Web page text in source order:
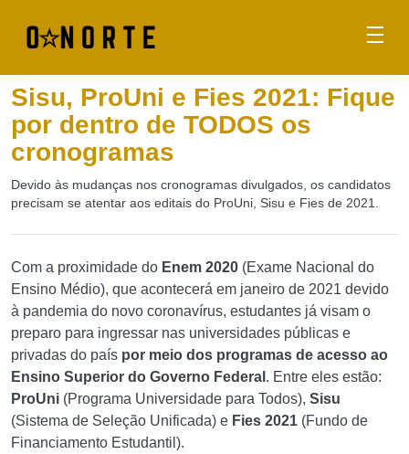
Sisu, ProUni e Fies 2021: Fique
por dentro de TODOS os
cronogramas
Devido às mudanças nos cronogramas divulgados, os candidatos
precisam se atentar aos editais do ProUni, Sisu e Fies de 2021.
Com a proximidade do Enem 2020 (Exame Nacional do
Ensino Médio), que acontecerá em janeiro de 2021 devido
à pandemia do novo coronavírus, estudantes já visam o
preparo para ingressar nas universidades públicas e
privadas do país por meio dos programas de acesso ao
Ensino Superior do Governo Federal . Entre eles estão:
ProUni (Programa Universidade para Todos), Sisu
(Sistema de Seleção Unificada) e Fies 2021 (Fundo de
Financiamento Estudantil).